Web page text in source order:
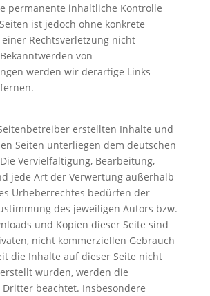
permanente inhaltliche Kontrolle
ist jedoch ohne konkrete
Rechtsverletzung nicht
von
werden wir derartige Links
erstellten Inhalte und
Seiten unterliegen dem deutschen
Vervielfältigung, Bearbeitung,
jede Art der Verwertung außerhalb
Urheberrechtes bedürfen der
des jeweiligen Autors bzw.
und Kopien dieser Seite sind
nicht kommerziellen Gebrauch
die Inhalte auf dieser Seite nicht
wurden, werden die
beachtet. Insbesondere